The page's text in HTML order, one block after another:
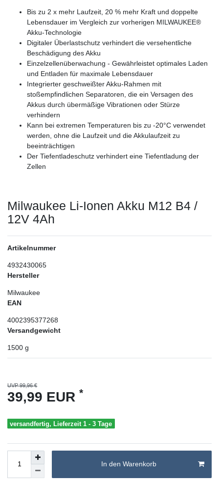
Bis zu 2 x mehr Laufzeit, 20 % mehr Kraft und doppelte
Lebensdauer im Vergleich zur vorherigen MILWAUKEE®
Akku-Technologie
Digitaler Überlastschutz verhindert die versehentliche
Beschädigung des Akku
Einzelzellenüberwachung - Gewährleistet optimales Laden
und Entladen für maximale Lebensdauer
Integrierter geschweißter Akku-Rahmen mit
stoßempfindlichen Separatoren, die ein Versagen des
Akkus durch übermäßige Vibrationen oder Stürze
verhindern
Kann bei extremen Temperaturen bis zu -20°C verwendet
werden, ohne die Laufzeit und die Akkulaufzeit zu
beeinträchtigen
Der Tiefentladeschutz verhindert eine Tiefentladung der
Zellen
Milwaukee Li-Ionen Akku M12 B4 /
12V 4Ah
Artikelnummer
4932430065
Hersteller
Milwaukee
EAN
4002395377268
Versandgewicht
1500 g
UVP 99,96 €
39,99 EUR *
versandfertig, Lieferzeit 1 - 3 Tage
In den Warenkorb